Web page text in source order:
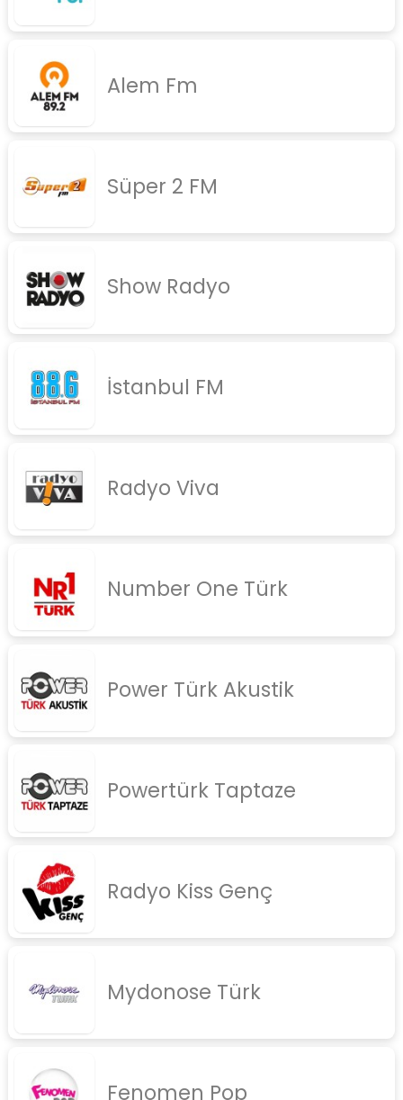
Alem Fm
Süper 2 FM
Show Radyo
İstanbul FM
Radyo Viva
Number One Türk
Power Türk Akustik
Powertürk Taptaze
Radyo Kiss Genç
Mydonose Türk
Fenomen Pop